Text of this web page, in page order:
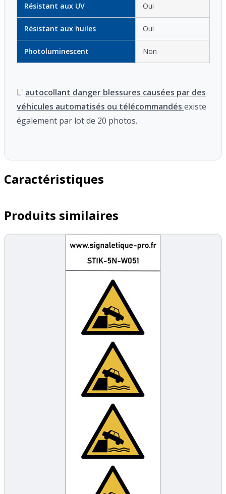
Résistant aux UV Oui
Résistant aux huiles Oui
Photoluminescent Non
L' autocollant danger blessures causées par des
véhicules automatisés ou télécommandés existe
également par lot de 20 photos.
Caractéristiques
Produits similaires